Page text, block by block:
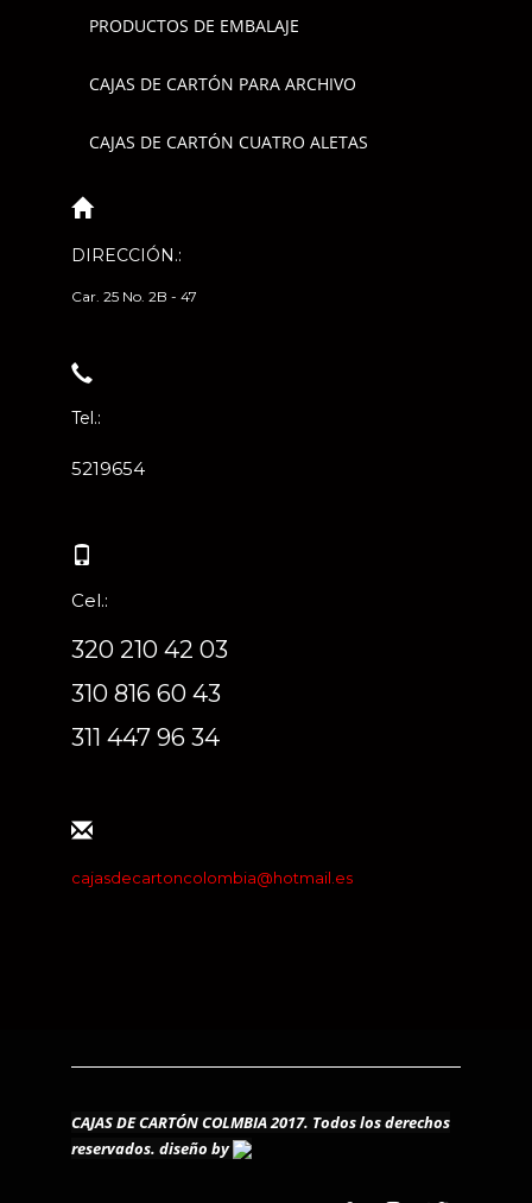
PRODUCTOS DE EMBALAJE
CAJAS DE CARTÓN PARA ARCHIVO
CAJAS DE CARTÓN CUATRO ALETAS
DIRECCIÓN.:
Car. 25 No. 2B - 47
Tel.:
5219654
Cel.:
320 210 42 03
310 816 60 43
311 447 96 34
cajasdecartoncolombia@hotmail.es
CAJAS DE CARTÓN COLMBIA 2017. Todos los derechos
reservados. diseño by